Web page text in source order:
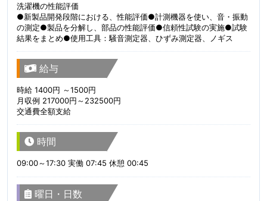
洗濯機の性能評価
●新製品開発段階における、性能評価●計測機器を使い、音・振動
の測定●製品を分解し、部品の性能評価●信頼性試験の実施●試験
結果をまとめ●使用工具：騒音測定器、ひずみ測定器、ノギス
給与
時給 1400円 ～1500円
月収例 217000円～232500円
交通費全額支給
時間
09:00～17:30 実働 07:45 休憩 00:45
曜日・日数